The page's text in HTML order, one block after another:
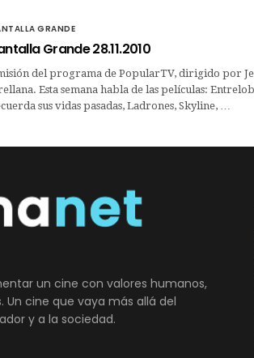
GRANDE
Grande 28.11.2010
del programa de PopularTV, dirigido por
Esta semana habla de las películas:
sus vidas pasadas, Ladrones, Skyline, …
un cine con valores humanos,
Un cine que vaya más allá del
y a la sociedad.